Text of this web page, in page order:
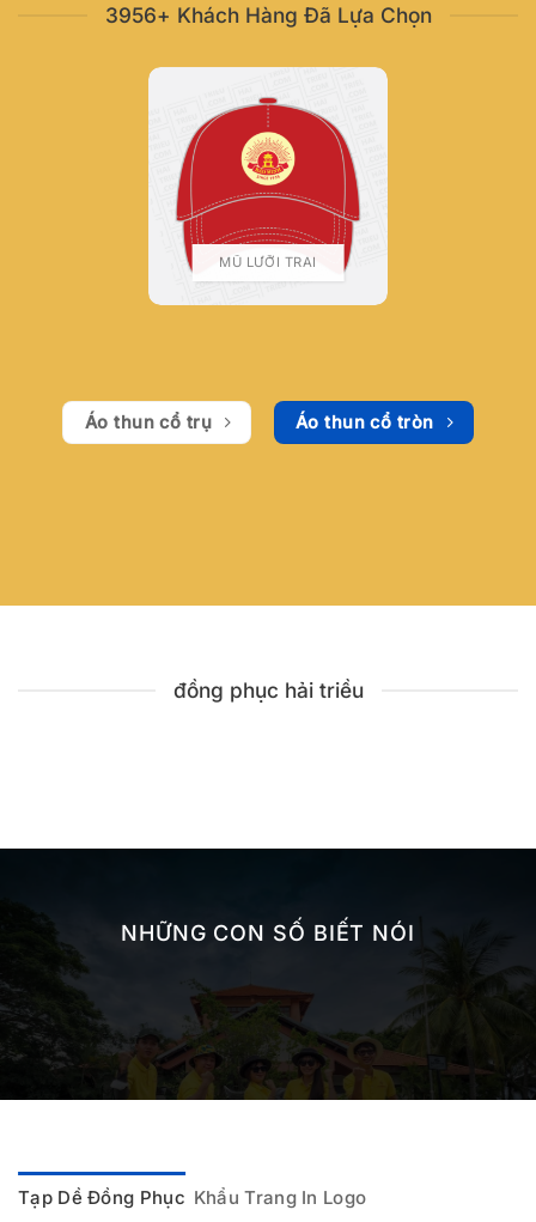
3956+ Khách Hàng Đã Lựa Chọn
MŨ LƯỠI TRAI
Áo thun cổ trụ Áo thun cổ tròn
đồng phục hải triều
NHỮNG CON SỐ BIẾT NÓI
Tạp Dề Đồng Phục Khẩu Trang In Logo